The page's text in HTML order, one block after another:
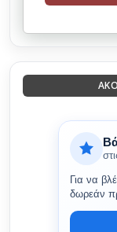
Για να
δωρεάν